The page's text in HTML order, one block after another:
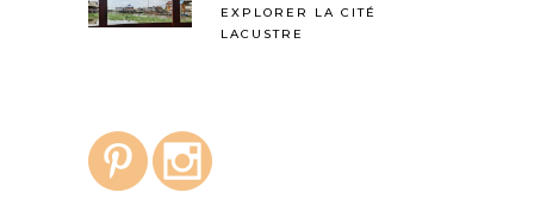
EXPLORER LA CITÉ
LACUSTRE